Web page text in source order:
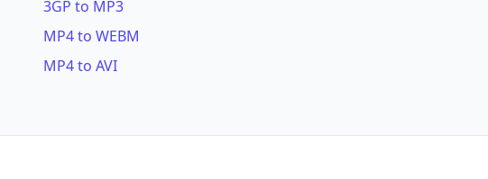
3GP to MP3
MP4 to WEBM
MP4 to AVI